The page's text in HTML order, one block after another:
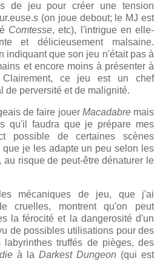
de jeu pour créer une tension
(on joue debout; le MJ est
Comtesse, etc), l'intrigue en elle-
et délicieusement malsaine.
indiquant que son jeu n'était pas à
et encore moins à présenter à
Clairement, ce jeu est un chef
de perversité et de malignité.
de faire jouer Macadabremais
qu'il faudra que je prépare mes
possible de certaines scènes
je les adapte un peu selon les
risque de peut-être dénaturer le
mécaniques de jeu, que j'ai
cruelles, montrent qu'on peut
la férocité et la dangerosité d'un
de possibles utilisations pour des
truffés de pièges, des
à la Darkest Dungeon (qui est